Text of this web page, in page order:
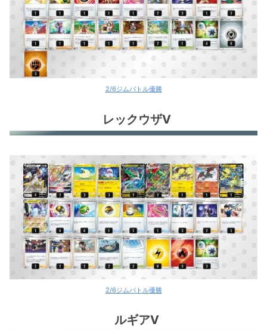
2/6ジムバトル優勝
レックウザV
2/6ジムバトル優勝
ルギアV